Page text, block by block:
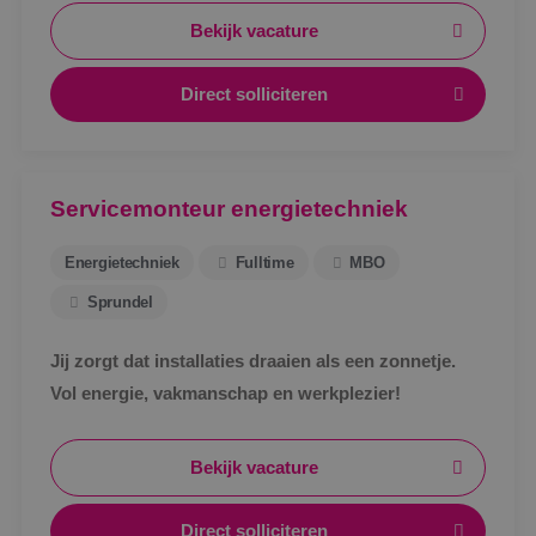
Bekijk vacature
Direct solliciteren
Servicemonteur energietechniek
Energietechniek Fulltime MBO
Sprundel
Jij zorgt dat installaties draaien als een zonnetje.
Vol energie, vakmanschap en werkplezier!
Bekijk vacature
Direct solliciteren